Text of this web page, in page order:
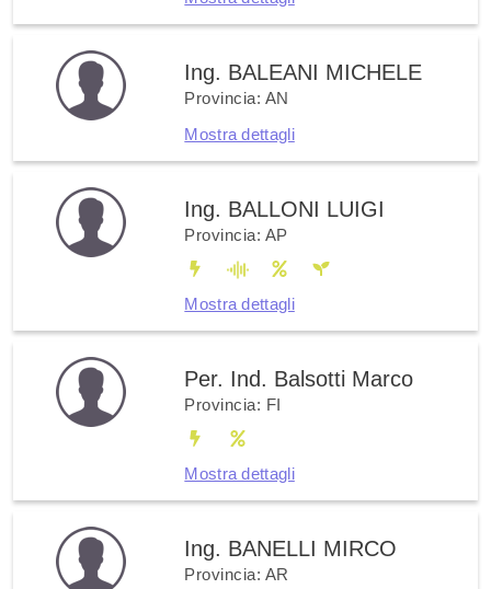
Ing. BALEANI MICHELE
Provincia: AN
Mostra dettagli
Ing. BALLONI LUIGI
Provincia: AP
Mostra dettagli
Per. Ind. Balsotti Marco
Provincia: FI
Mostra dettagli
Ing. BANELLI MIRCO
Provincia: AR